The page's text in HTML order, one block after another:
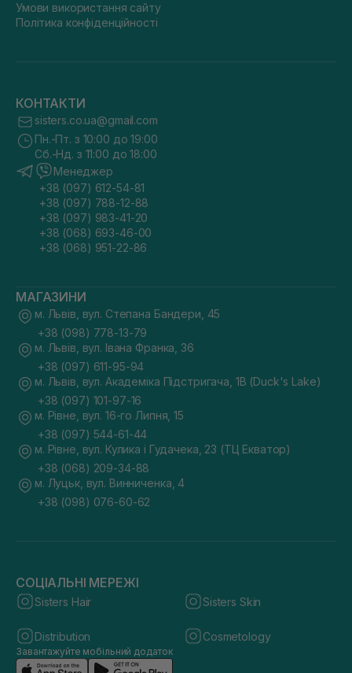
Умови використання сайту
Політика конфіденційності
КОНТАКТИ
sisters.co.ua@gmail.com
Пн.-Пт. з 10:00 до 19:00
Сб.-Нд. з 11:00 до 18:00
Менеджер
+38 (097) 612-54-81
+38 (097) 788-12-88
+38 (097) 983-41-20
+38 (068) 693-46-00
+38 (068) 951-22-86
МАГАЗИНИ
м. Львів, вул. Степана Бандери, 45
+38 (098) 778-13-79
м. Львів, вул. Івана Франка, 36
+38 (097) 611-95-94
м. Львів, вул. Академіка Підстригача, 1В (Duck's Lake)
+38 (097) 101-97-16
м. Рівне, вул. 16-го Липня, 15
+38 (097) 544-61-44
м. Рівне, вул. Кулика і Гудачека, 23 (ТЦ Екватор)
+38 (068) 209-34-88
м. Луцьк, вул. Винниченка, 4
+38 (098) 076-60-62
СОЦІАЛЬНІ МЕРЕЖІ
Sisters Hair Sisters Skin
Distribution Cosmetology
Завантажуйте мобільний додаток